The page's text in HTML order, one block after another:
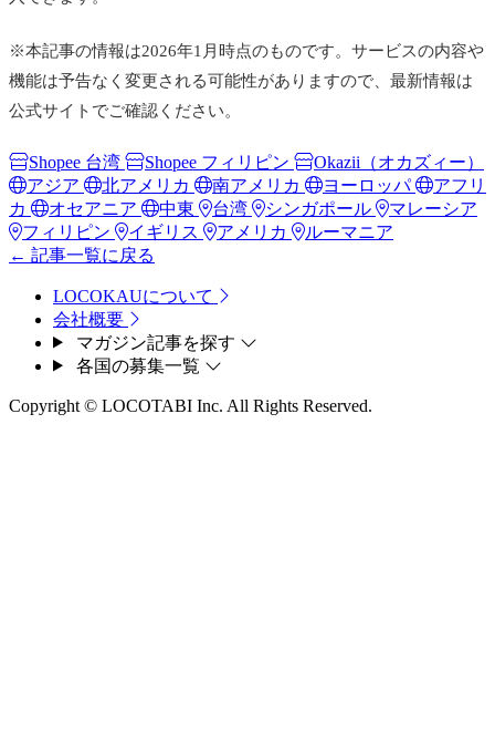
※本記事の情報は2026年1月時点のものです。サービスの内容や
機能は予告なく変更される可能性がありますので、最新情報は
公式サイトでご確認ください。
Shopee 台湾 Shopee フィリピン
Okazii（オカズィー）
アジア
北アメリカ 南アメリカ ヨーロッパ
アフリ
カ
オセアニア 中東 台湾 シンガポール
マレーシア
フィリピン
イギリス アメリカ
ルーマニア
← 記事一覧に戻る
LOCOKAUについて
会社概要
マガジン記事を探す
各国の募集一覧
Copyright © LOCOTABI Inc. All Rights Reserved.